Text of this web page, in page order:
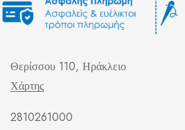
Θερίσσου 110, Ηράκλειο
Χάρτης
2810261000